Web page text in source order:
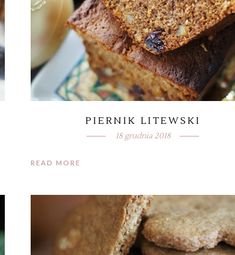
PIERNIK LITEWSKI
18 grudnia 2018
READ MORE